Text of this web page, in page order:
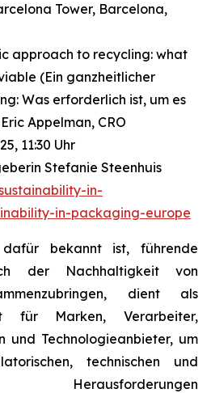
Tower, Barcelona,
approach to recycling: what
(Ein ganzheitlicher
Was erforderlich ist, um es
Appelman, CRO
11:30 Uhr
Stefanie Steenhuis
in-
in-packaging-europe
bekannt ist, führende
der Nachhaltigkeit von
dient als
für Marken, Verarbeiter,
und Technologieanbieter, um
technischen und
Herausforderungen